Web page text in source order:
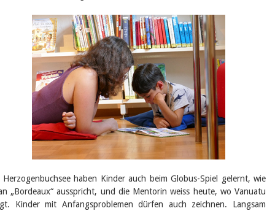
haben Kinder auch beim Globus-Spiel gelernt, wie
„Bordeaux“ ausspricht, und die Mentorin weiss heute, wo Vanuatu
Kinder mit Anfangsproblemen dürfen auch zeichnen. Langsam